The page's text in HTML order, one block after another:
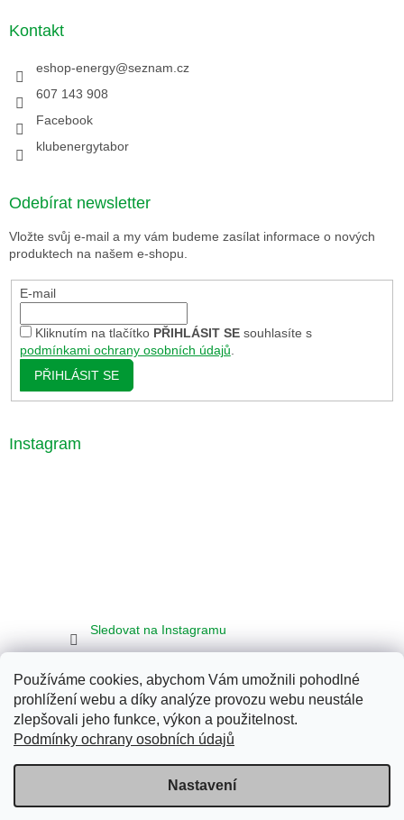
Používáme cookies, abychom Vám umožnili pohodlné
prohlížení webu a díky analýze provozu webu neustále
zlepšovali jeho funkce, výkon a použitelnost.
Podmínky ochrany osobních údajů
Nastavení
Kontakt
eshop-energy@seznam.cz
607 143 908
Facebook
klubenergytabor
Odebírat newsletter
Vložte svůj e-mail a my vám budeme zasílat informace o nových
produktech na našem e-shopu.
E-mail
Kliknutím na tlačítko PŘIHLÁSIT SEsouhlasíte s
podmínkami ochrany osobních údajů
PŘIHLÁSIT SE
Instagram
Sledovat na Instagramu
Seznam Google Bing